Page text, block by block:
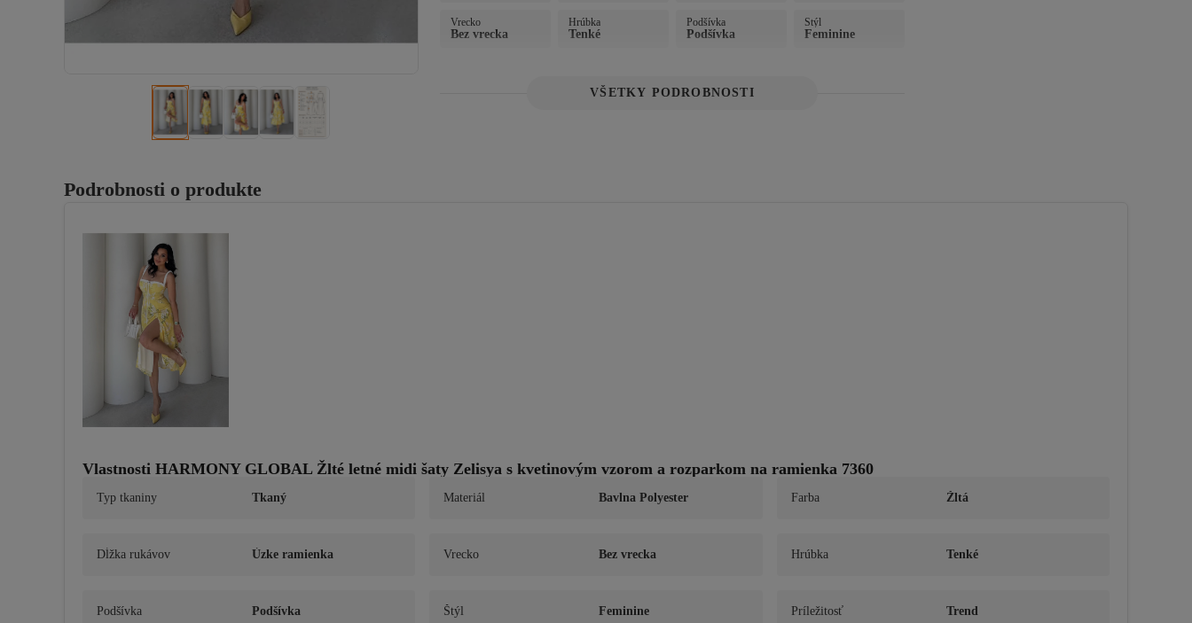
Vrecko
Bez vrecka
Hrúbka
Tenké
Podšívka
Podšívka
Štýl
Feminine
VŠETKY PODROBNOSTI
Podrobnosti o produkte
Vlastnosti HARMONY GLOBAL Žlté letné midi šaty Zelisya s kvetinovým vzorom a rozparkom na ramienka 7360
Typ tkaniny Tkaný Materiál Bavlna Polyester Farba Žltá
Dĺžka rukávov Úzke ramienka Vrecko Bez vrecka Hrúbka Tenké
Podšívka Podšívka Štýl Feminine Príležitosť Trend